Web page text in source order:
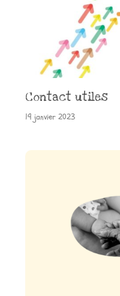
Contact utiles
19 janvier 2023